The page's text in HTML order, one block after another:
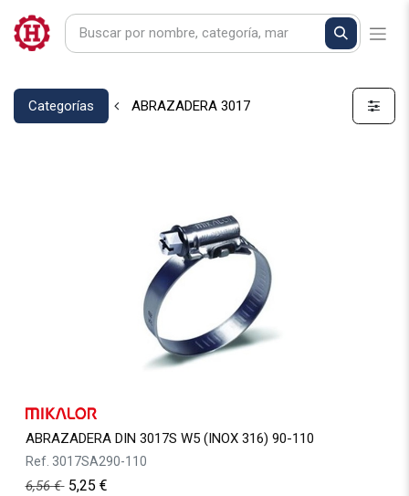
Categorías ABRAZADERA 3017
ABRAZADERA DIN 3017S W5 (INOX 316) 90-110
Ref. 3017SA290-110
6,56€ 5,25 €